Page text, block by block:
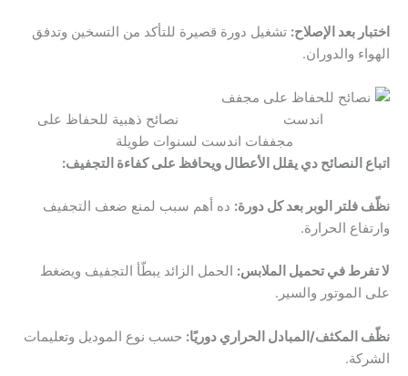
اختبار بعد الإصلاح: تشغيل دورة قصيرة للتأكد من التسخين وتدفق
الهواء والدوران.
نصائح ذهبية للحفاظ على
مجففات اندست لسنوات طويلة
اتباع النصائح دي يقلل الأعطال ويحافظ على كفاءة التجفيف:
نظّف فلتر الوبر بعد كل دورة: ده أهم سبب لمنع ضعف التجفيف
وارتفاع الحرارة.
لا تفرط في تحميل الملابس: الحمل الزائد يبطّأ التجفيف ويضغط
على الموتور والسير.
نظّف المكثف/المبادل الحراري دوريًا: حسب نوع الموديل وتعليمات
الشركة.